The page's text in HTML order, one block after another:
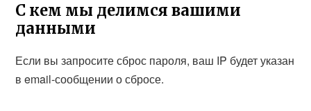
С кем мы делимся вашими
данными
Если вы запросите сброс пароля, ваш IP будет указан
в email-сообщении о сбросе.